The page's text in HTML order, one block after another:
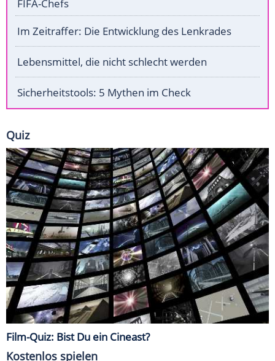
FIFA-Chefs
Im Zeitraffer: Die Entwicklung des Lenkrades
Lebensmittel, die nicht schlecht werden
Sicherheitstools: 5 Mythen im Check
Quiz
Film-Quiz: Bist Du ein Cineast?
Kostenlos spielen